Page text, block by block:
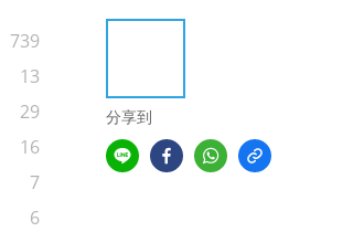
739
13
29
16
7
6
分享到